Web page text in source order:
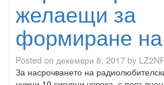
желаещи за
формиране на
Posted on декември 8, 2017 by
За насрочването на